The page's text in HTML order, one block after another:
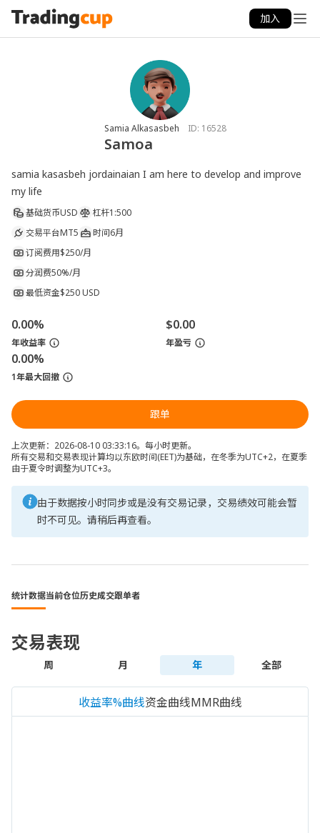
加入
Samia Alkasasbeh ID: 16528
Samoa
samia kasasbeh jordainaian I am here to develop and improve
my life
基础货币USD 杠杆1:500
交易平台MT5 时间6月
订阅费用$250/月
分润费50%/月
最低资金$250 USD
0.00%
年收益率
$0.00
年盈亏
0.00%
1年最大回撤
跟单
上次更新：2026-08-10 03:33:16。每小时更新。
所有交易和交易表现计算均以东欧时间(EET)为基础，在冬季为UTC+2，在夏季
由于夏令时调整为UTC+3。
由于数据按小时同步或是没有交易记录，交易绩效可能会暂
时不可见。请稍后再查看。
统计数据当前仓位历史成交跟单者
交易表现
周 月 年 全部
收益率%曲线资金曲线MMR曲线